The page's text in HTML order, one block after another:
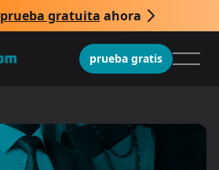
prueba gratuita ahora
prueba gratis